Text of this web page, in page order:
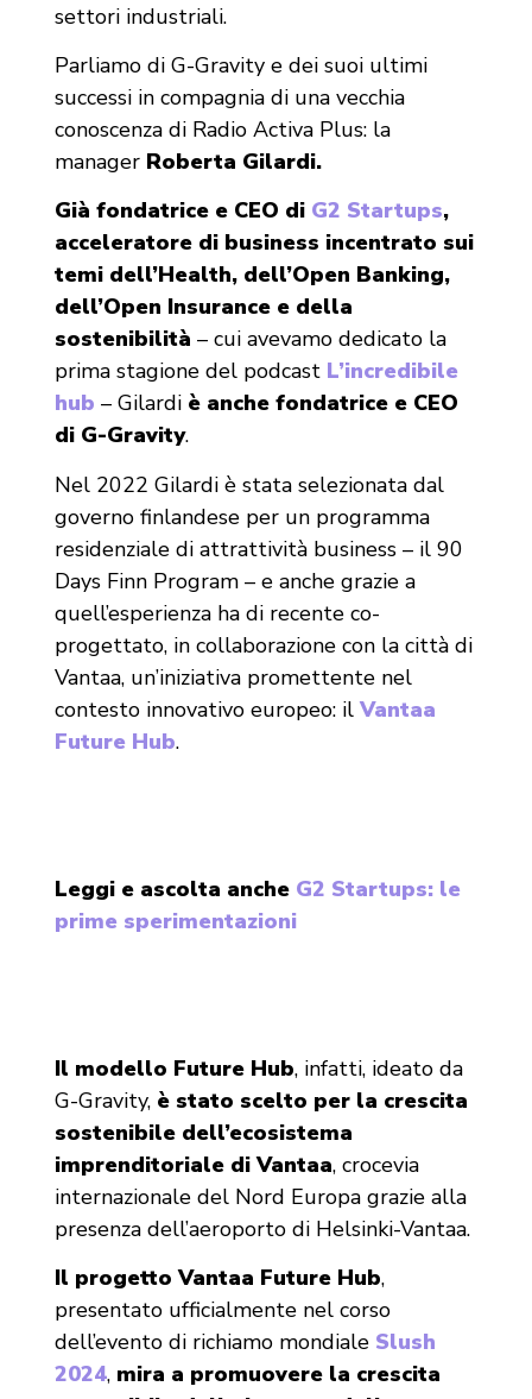
settori industriali.
Parliamo di G-Gravity e dei suoi ultimi
successi in compagnia di una vecchia
conoscenza di Radio Activa Plus: la
manager Roberta Gilardi.
Già fondatrice e CEO di G2 Startups,
acceleratore di business incentrato sui
temi dell’Health, dell’Open Banking,
dell’Open Insurance e della
sostenibilità – cui avevamo dedicato la
prima stagione del podcast L’incredibile
hub – Gilardi è anche fondatrice e CEO
di G-Gravity.
Nel 2022 Gilardi è stata selezionata dal
governo finlandese per un programma
residenziale di attrattività business – il 90
Days Finn Program – e anche grazie a
quell’esperienza ha di recente co-
progettato, in collaborazione con la città di
Vantaa, un’iniziativa promettente nel
contesto innovativo europeo: il Vantaa
Future Hub.
Leggi e ascolta anche G2 Startups: le
prime sperimentazioni
Il modello Future Hub, infatti, ideato da
G-Gravity,è stato scelto per la crescita
sostenibile dell’ecosistema
imprenditoriale di Vantaa, crocevia
internazionale del Nord Europa grazie alla
presenza dell’aeroporto di Helsinki-Vantaa.
Il progetto Vantaa Future Hub,
presentato ufficialmente nel corso
dell’evento di richiamo mondiale Slush
2024, mira a promuovere la crescita